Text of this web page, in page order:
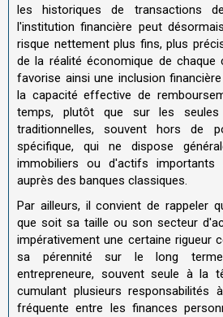
les historiques de transactions
l'institution financière peut
risque nettement plus fins, plus
de la réalité économique de chaque
favorise ainsi une inclusion
la capacité effective de
temps, plutôt que sur les seules
traditionnelles, souvent hors de
spécifique, qui ne dispose
immobiliers ou d'actifs
auprès des banques classiques.
Par ailleurs, il convient de rappeler
que soit sa taille ou son secteur
impérativement une certaine rigueur
sa pérennité sur le long
entrepreneure, souvent seule à la
cumulant plusieurs
fréquente entre les finances